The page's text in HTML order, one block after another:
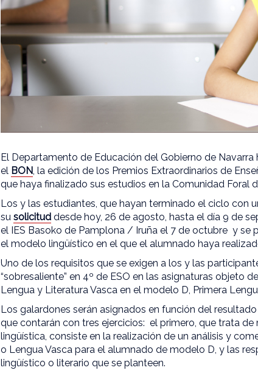
El Departamento de Educación del Gobierno de
el BON, la edición de los Premios Extraordinarios de
que haya finalizado sus estudios en la Comunidad Foral
Los y las estudiantes, que hayan terminado el ciclo con
susolicitud desde hoy, 26 de agosto, hasta el día 9 de
el IES Basoko de Pamplona / Iruña el 7 de octubre y se
el modelo lingüístico en el que el alumnado haya
Uno de los requisitos que se exigen a los y las
“sobresaliente” en 4º de ESO en las asignaturas objeto
Lengua y Literatura Vasca en el modelo D, Primera
Los galardones serán asignados en función del
que contarán con tres ejercicios: el primero, que trata
lingüística, consiste en la realización de un análisis y
o Lengua Vasca para el alumnado de modelo D, y las
lingüístico o literario que se planteen.